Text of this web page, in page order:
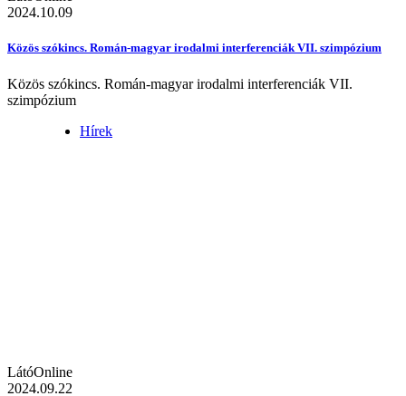
2024.10.09
Közös szókincs. Román-magyar irodalmi interferenciák VII. szimpózium
Közös szókincs. Román-magyar irodalmi interferenciák VII.
szimpózium
Hírek
LátóOnline
2024.09.22